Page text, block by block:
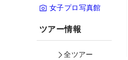
女子プロ写真館
ツアー情報
全ツアー